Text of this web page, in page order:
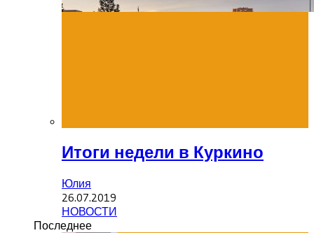
Итоги недели в Куркино
Юлия
26.07.2019
НОВОСТИ
Последнее